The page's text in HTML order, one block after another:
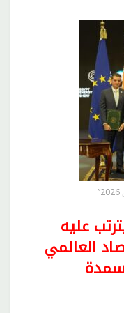
عليه
العالمي